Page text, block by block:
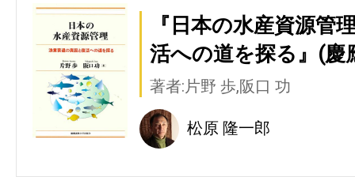
『日本の水産資源管
活への道を探る』(慶
著者:片野 歩,阪口 功
松原 隆一郎